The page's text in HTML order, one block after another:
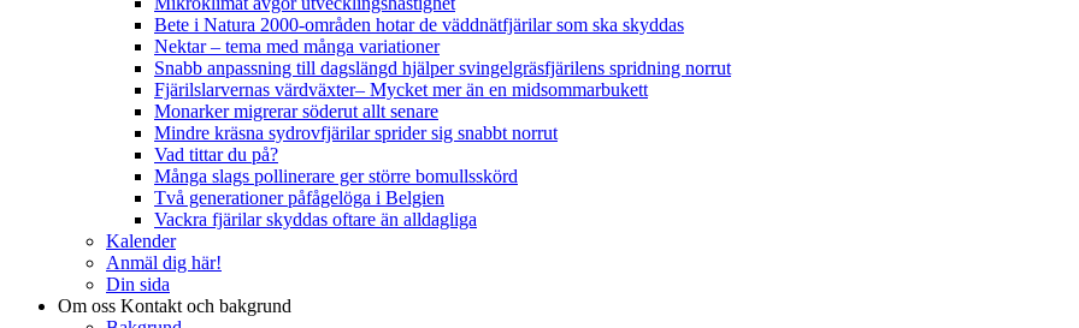
Bete i Natura 2000-områden hotar de väddnätfjärilar som ska skyddas
Nektar – tema med många variationer
Snabb anpassning till dagslängd hjälper svingelgräsfjärilens spridning norrut
Fjärilslarvernas värdväxter– Mycket mer än en midsommarbukett
Monarker migrerar söderut allt senare
Mindre kräsna sydrovfjärilar sprider sig snabbt norrut
Vad tittar du på?
Många slags pollinerare ger större bomullsskörd
Två generationer påfågelöga i Belgien
Vackra fjärilar skyddas oftare än alldagliga
Kalender
Anmäl dig här!
Din sida
Om oss Kontakt och bakgrund